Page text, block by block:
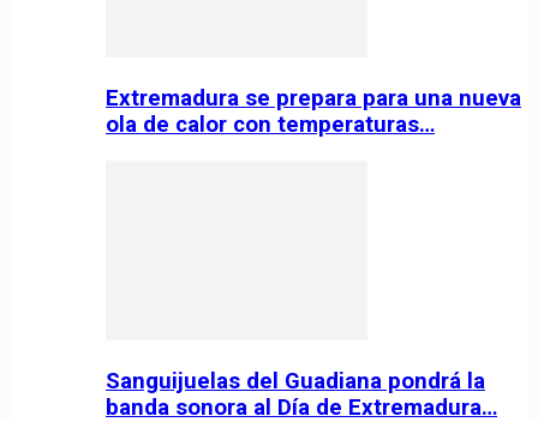
Extremadura se prepara para una nueva
ola de calor con temperaturas…
Sanguijuelas del Guadiana pondrá la
banda sonora al Día de Extremadura…